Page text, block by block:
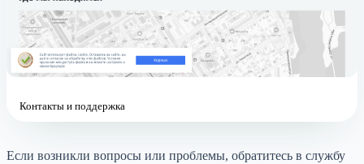
Контакты и поддержка
Если возникли вопросы или проблемы, обратитесь в службу